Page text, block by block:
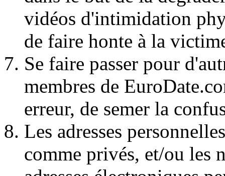
vidéos d'intimidation
de faire honte à la
Se faire passer pour
membres de
erreur, de semer la
Les adresses
comme privés, et/ou les